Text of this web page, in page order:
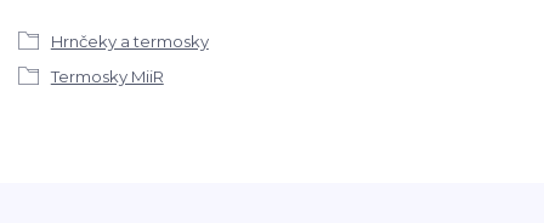
Hrnčeky a termosky
Termosky MiiR